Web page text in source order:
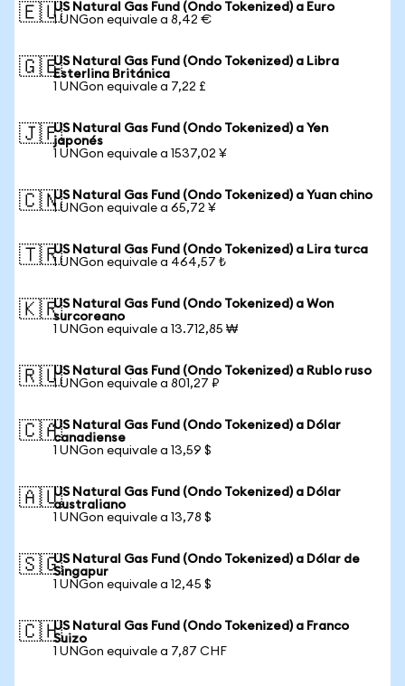
🇪🇺US Natural Gas Fund (Ondo Tokenized) a Euro
1 UNGon equivale a 8,42 €
🇬🇧US Natural Gas Fund (Ondo Tokenized) a Libra
Esterlina Británica
1 UNGon equivale a 7,22 £
🇯🇵US Natural Gas Fund (Ondo Tokenized) a Yen
japonés
1 UNGon equivale a 1537,02 ¥
🇨🇳US Natural Gas Fund (Ondo Tokenized) a Yuan chino
1 UNGon equivale a 65,72 ¥
🇹🇷US Natural Gas Fund (Ondo Tokenized) a Lira turca
1 UNGon equivale a 464,57 ₺
🇰🇷US Natural Gas Fund (Ondo Tokenized) a Won
surcoreano
1 UNGon equivale a 13.712,85 ₩
🇷🇺US Natural Gas Fund (Ondo Tokenized) a Rublo ruso
1 UNGon equivale a 801,27 ₽
🇨🇦US Natural Gas Fund (Ondo Tokenized) a Dólar
canadiense
1 UNGon equivale a 13,59 $
🇦🇺US Natural Gas Fund (Ondo Tokenized) a Dólar
australiano
1 UNGon equivale a 13,78 $
🇸🇬US Natural Gas Fund (Ondo Tokenized) a Dólar de
Singapur
1 UNGon equivale a 12,45 $
🇨🇭US Natural Gas Fund (Ondo Tokenized) a Franco
Suizo
1 UNGon equivale a 7,87 CHF